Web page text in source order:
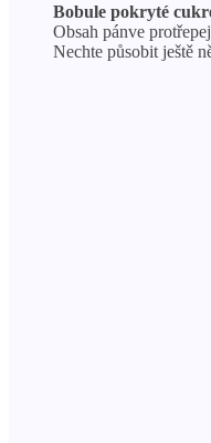
Bobule pokryté
Obsah pánve
Nechte působit ještě